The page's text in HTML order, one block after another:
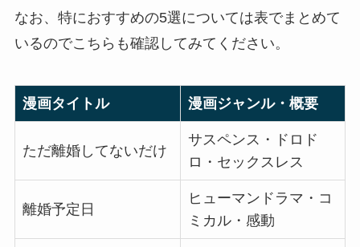
なお、特におすすめの5選については表でまとめて
いるのでこちらも確認してみてください。
漫画タイトル 漫画ジャンル・概要
ただ離婚してないだけ
サスペンス・ドロド
ロ・セックスレス
離婚予定日
ヒューマンドラマ・コ
ミカル・感動